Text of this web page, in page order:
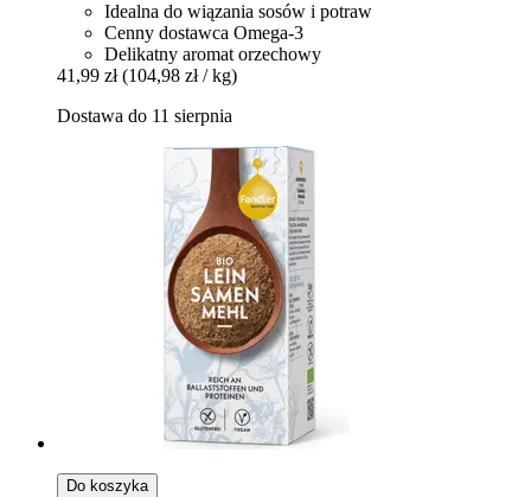
Idealna do wiązania sosów i potraw
Cenny dostawca Omega-3
Delikatny aromat orzechowy
41,99 zł (104,98 zł / kg)
Dostawa do 11 sierpnia
Do koszyka